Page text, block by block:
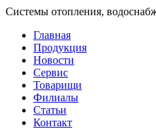
Системы отопления,
Главная
Продукция
Новости
Сервис
Товарищи
Филиалы
Статьи
Контакт